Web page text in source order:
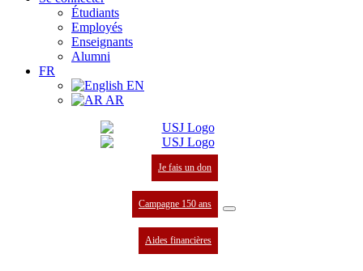
Étudiants
Employés
Enseignants
Alumni
FR
EN
AR
Je fais un don
Campagne 150 ans
Aides financières